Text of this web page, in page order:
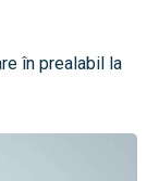
în prealabil la